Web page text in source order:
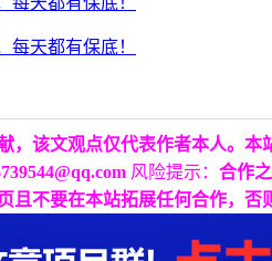
，该文观点仅代表作者本人。
风险提示： 合作
不要在本站拓展任何合作，否